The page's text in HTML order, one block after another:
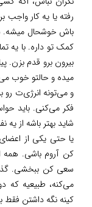
رفته یا یه کار
باش خوشحال میشه.
کمک تو داره. با یه
بیرون برو قدم بزن.
میده و حالتو خوب
و می‌تونه انرژی‌ت رو
فکر می‌کنی. باید
شاید بهتر باشه از یه
یا حتی یکی از
کن آروم باشی. همه
سعی کن ببخشی.
می‌کنه، طبیعیه‌ که
کینه نگه داشتن